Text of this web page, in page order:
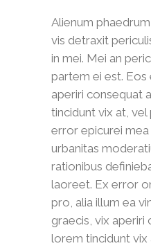
Alienum
vis detraxit
in mei. Mei an
partem ei est. Eos
aperiri consequat
tincidunt vix at, vel
error epicurei
urbanitas
rationibus
laoreet. Ex error
pro, alia illum ea
graecis, vix aperiri
lorem tincidunt vix